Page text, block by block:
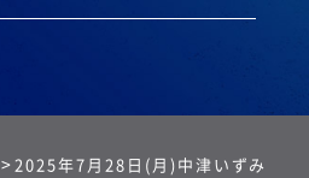
>2025年7月28日(月)中津いずみ